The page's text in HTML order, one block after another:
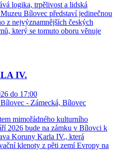
logika, trpělivost a lidská
Bílovec představí jedinečnou
z nejvýznamnějších českých
který se tomuto oboru věnuje
IV.
do 17:00
- Zámecká, Bílovec
mimořádného kulturního
2026 bude na zámku v Bílovci k
Koruny Karla IV., která
klenoty z pěti zemí Evropy na